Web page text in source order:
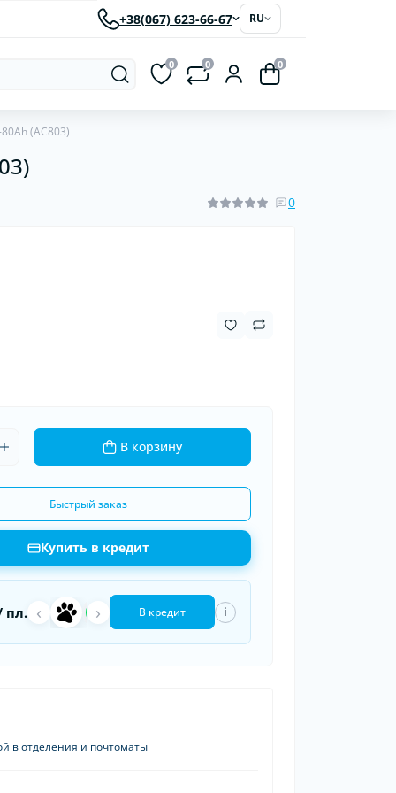
+38(067) 623-66-67 RU
устройства
0 0 0
(AC803)
0
В корзину
Быстрый заказ
Купить в кредит
пл. ‹ a› В кредит i
в отделения и почтоматы